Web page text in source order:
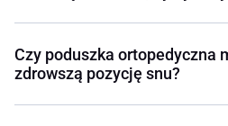
Czy poduszka ortopedyczna
zdrowszą pozycję snu?